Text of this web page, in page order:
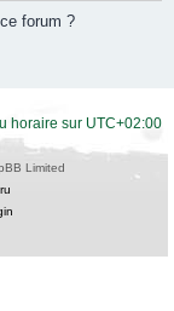
forum ?
horaire sur UTC+02:00
Limited